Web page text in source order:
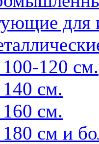
для
120 см.
см.
см.
180 см и